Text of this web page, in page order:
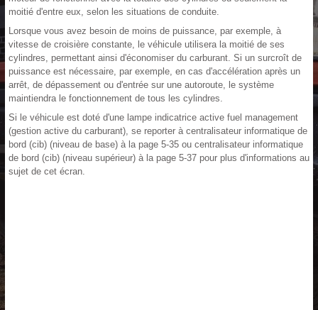
moitié d'entre eux, selon les situations de conduite.
Lorsque vous avez besoin de moins de puissance, par exemple, à
vitesse de croisière constante, le véhicule utilisera la moitié de ses
cylindres, permettant ainsi d'économiser du carburant. Si un surcroît de
puissance est nécessaire, par exemple, en cas d'accélération après un
arrêt, de dépassement ou d'entrée sur une autoroute, le système
maintiendra le fonctionnement de tous les cylindres.
Si le véhicule est doté d'une lampe indicatrice active fuel management
(gestion active du carburant), se reporter à centralisateur informatique de
bord (cib) (niveau de base) à la page 5-35 ou centralisateur informatique
de bord (cib) (niveau supérieur) à la page 5-37 pour plus d'informations au
sujet de cet écran.